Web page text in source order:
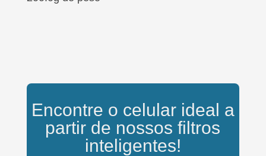
Encontre o celular ideal a
partir de nossos filtros
inteligentes!